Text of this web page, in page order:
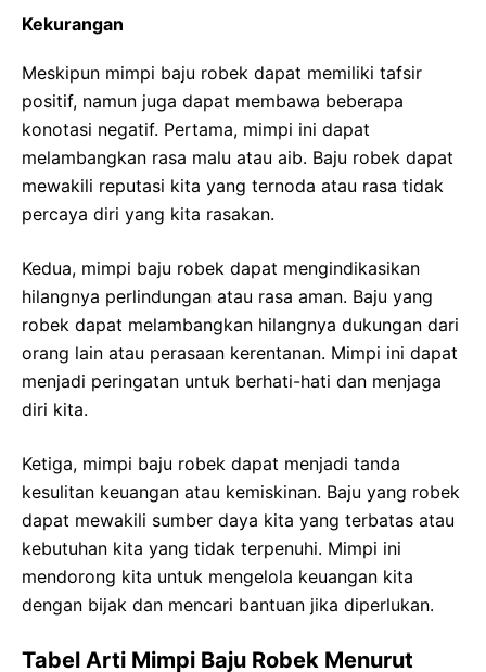
Kekurangan
Meskipun mimpi baju robek dapat memiliki tafsir
positif, namun juga dapat membawa beberapa
konotasi negatif. Pertama, mimpi ini dapat
melambangkan rasa malu atau aib. Baju robek dapat
mewakili reputasi kita yang ternoda atau rasa tidak
percaya diri yang kita rasakan.
Kedua, mimpi baju robek dapat mengindikasikan
hilangnya perlindungan atau rasa aman. Baju yang
robek dapat melambangkan hilangnya dukungan dari
orang lain atau perasaan kerentanan. Mimpi ini dapat
menjadi peringatan untuk berhati-hati dan menjaga
diri kita.
Ketiga, mimpi baju robek dapat menjadi tanda
kesulitan keuangan atau kemiskinan. Baju yang robek
dapat mewakili sumber daya kita yang terbatas atau
kebutuhan kita yang tidak terpenuhi. Mimpi ini
mendorong kita untuk mengelola keuangan kita
dengan bijak dan mencari bantuan jika diperlukan.
Tabel Arti Mimpi Baju Robek Menurut